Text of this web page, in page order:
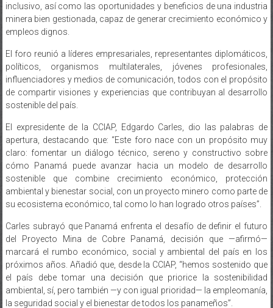
minera bien gestionada, capaz de generar crecimiento económico y
empleos dignos.
políticos, organismos multilaterales, jóvenes profesionales,
influenciadores y medios de comunicación, todos con el propósito
de compartir visiones y experiencias que contribuyan al desarrollo
sostenible del país.
apertura, destacando que: “Este foro nace con un propósito muy
claro: fomentar un diálogo técnico, sereno y constructivo sobre
cómo Panamá puede avanzar hacia un modelo de desarrollo
sostenible que combine crecimiento económico, protección
ambiental y bienestar social, con un proyecto minero como parte de
su ecosistema económico, tal como lo han logrado otros países”.
del Proyecto Mina de Cobre Panamá, decisión que —afirmó—
marcará el rumbo económico, social y ambiental del país en los
próximos años. Añadió que, desde la CCIAP, “hemos sostenido que
el país debe tomar una decisión que priorice la sostenibilidad
ambiental, sí, pero también —y con igual prioridad— la empleomanía,
la seguridad social y el bienestar de todos los panameños”.